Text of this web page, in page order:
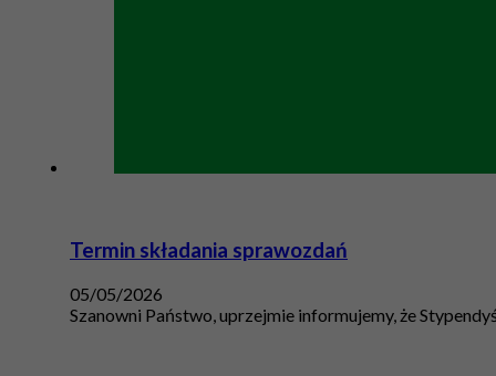
Termin składania sprawozdań
05/05/2026
Szanowni Państwo, uprzejmie informujemy, że